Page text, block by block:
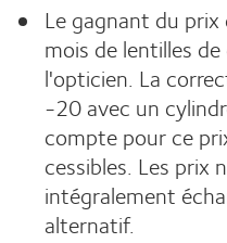
Le gagnant du
mois de lentilles
l'opticien. La
-20 avec un
compte pour ce
cessibles. Les prix
intégralement
alternatif.